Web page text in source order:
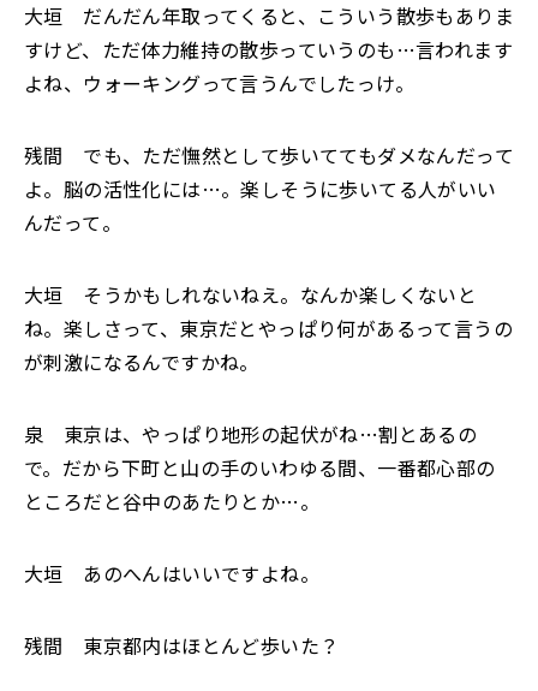
大垣 だんだん年取ってくると、こういう散歩もありま
すけど、ただ体力維持の散歩っていうのも…言われます
よね、ウォーキングって言うんでしたっけ。
残間 でも、ただ憮然として歩いててもダメなんだって
よ。脳の活性化には…。楽しそうに歩いてる人がいい
んだって。
大垣 そうかもしれないねえ。なんか楽しくないと
ね。楽しさって、東京だとやっぱり何があるって言うの
が刺激になるんですかね。
泉 東京は、やっぱり地形の起伏がね…割とあるの
で。だから下町と山の手のいわゆる間、一番都心部の
ところだと谷中のあたりとか…。
大垣 あのへんはいいですよね。
残間 東京都内はほとんど歩いた？